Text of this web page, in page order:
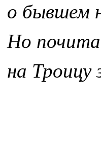
о бывшем
Но
на Троицу